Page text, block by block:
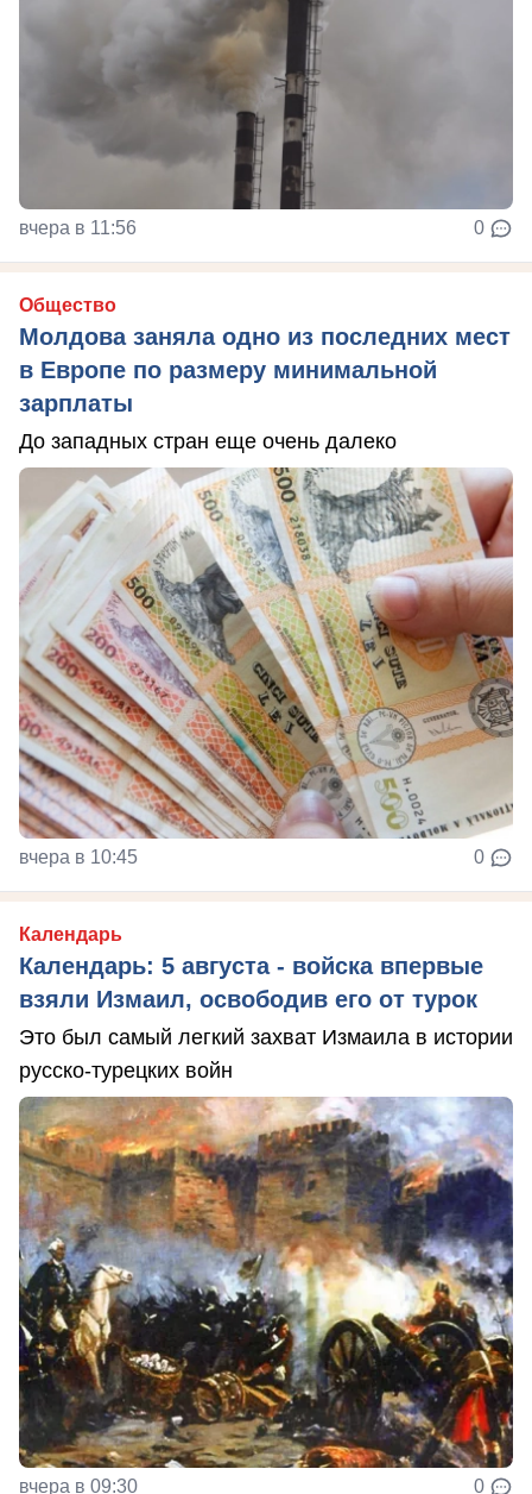
вчера в 11:56 0
Общество
Молдова заняла одно из последних мест
в Европе по размеру минимальной
зарплаты
До западных стран еще очень далеко
вчера в 10:45 0
Календарь
Календарь: 5 августа - войска впервые
взяли Измаил, освободив его от турок
Это был самый легкий захват Измаила в истории
русско-турецких войн
вчера в 09:30 0